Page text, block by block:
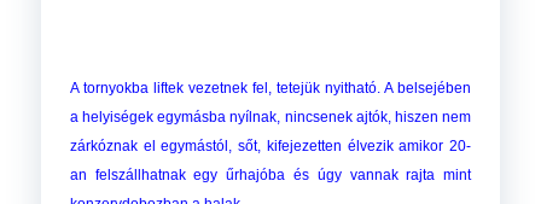
A tornyokba liftek vezetnek fel, tetejük nyitható. A belsejében
a helyiségek egymásba nyílnak, nincsenek ajtók, hiszen nem
zárkóznak el egymástól, sőt, kifejezetten élvezik amikor 20-
an felszállhatnak egy űrhajóba és úgy vannak rajta mint